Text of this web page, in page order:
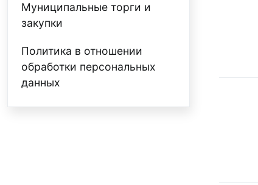
Муниципальные торги и
закупки
Политика в отношении
обработки персональных
данных